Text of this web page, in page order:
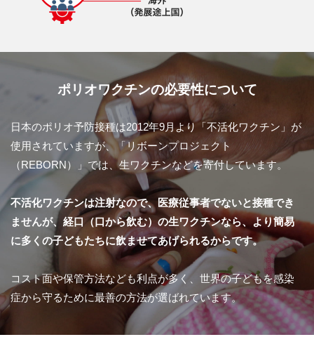
ポリオワクチンの必要性について
日本のポリオ予防接種は2012年9月より「不活化ワクチン」が
使用されていますが、「リボーンプロジェクト
（REBORN）」では、生ワクチンなどを寄付しています。
不活化ワクチンは注射なので、医療従事者でないと接種でき
ませんが、経口（口から飲む）の生ワクチンなら、より簡易
に多くの子どもたちに飲ませてあげられるからです。
コスト面や保管方法なども利点が多く、世界の子どもを感染
症から守るために最善の方法が選ばれています。